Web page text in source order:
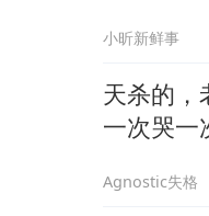
小昕新鲜事
天杀的，
一次哭一
Agnostic失格